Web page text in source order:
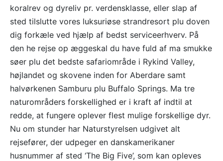
koralrev og dyreliv pr. verdensklasse, eller slap af
sted tilslutte vores luksuriøse strandresort plu doven
dig forkæle ved hjælp af bedst serviceerhverv. På
den he rejse op æggeskal du have fuld af ma smukke
søer plu det bedste safariområde i Rykind Valley,
højlandet og skovene inden for Aberdare samt
halvørkenen Samburu plu Buffalo Springs. Ma tre
naturområders forskellighed er i kraft af indtil at
redde, at fungere oplever flest mulige forskellige dyr.
Nu om stunder har Naturstyrelsen udgivet alt
rejsefører, der udpeger en danskamerikaner
husnummer af sted ‘The Big Five’, som kan opleves